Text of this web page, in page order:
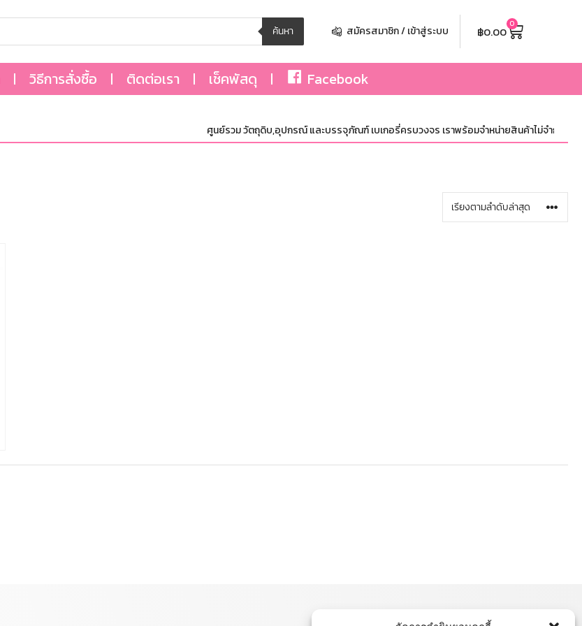
ค้นหา สมัครสมาชิก / เข้าสู่ระบบ ฿0.00 0
วิธีการสั่งซื้อ ติดต่อเรา เช็คพัสดุ Facebook
ศูนย์รวม วัตถุดิบ,อุปกรณ์ และบรรจุภัณฑ์ เบเกอรี่ครบวงจร เราพร้อมจำหน่ายสินค้าไม่จำกัดจำ